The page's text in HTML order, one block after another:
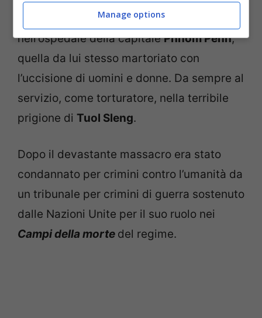
Kaing Guek Eavaveva 77 anni ed è morto
nell’ospedale della capitalePhnom Penh,
quella da lui stesso martoriato con
l’uccisione di uomini e donne. Da sempre al
servizio, come torturatore, nella terribile
prigione di Tuol Sleng
Dopo il devastante massacro era stato
condannato per crimini contro l’umanità da
un tribunale per crimini di guerra sostenuto
dalle Nazioni Unite per il suo ruolo nei
Campi della morte del regime.
Manage options